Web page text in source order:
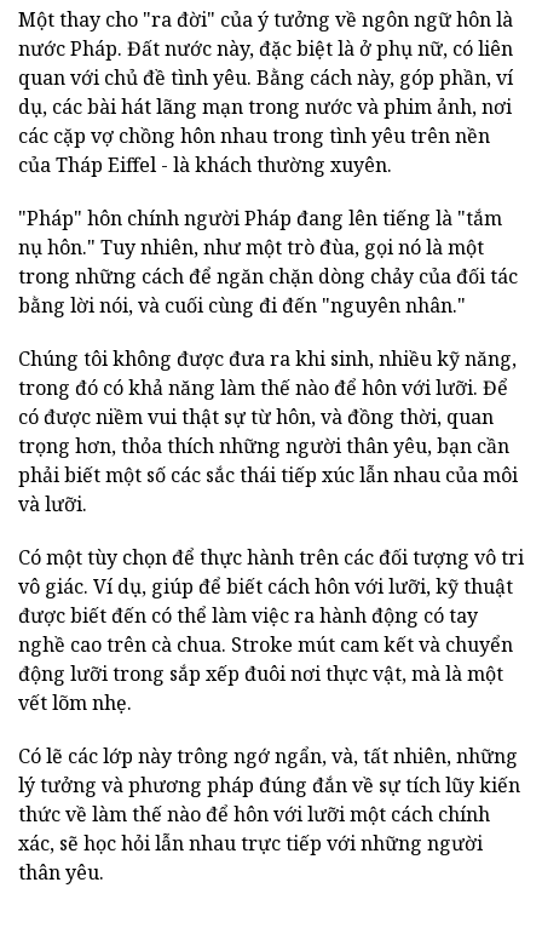
Một thay cho "ra đời" của ý tưởng về ngôn ngữ hôn là
nước Pháp. Đất nước này, đặc biệt là ở phụ nữ, có liên
quan với chủ đề tình yêu. Bằng cách này, góp phần, ví
dụ, các bài hát lãng mạn trong nước và phim ảnh, nơi
các cặp vợ chồng hôn nhau trong tình yêu trên nền
của Tháp Eiffel - là khách thường xuyên.
"Pháp" hôn chính người Pháp đang lên tiếng là "tắm
nụ hôn." Tuy nhiên, như một trò đùa, gọi nó là một
trong những cách để ngăn chặn dòng chảy của đối tác
bằng lời nói, và cuối cùng đi đến "nguyên nhân."
Chúng tôi không được đưa ra khi sinh, nhiều kỹ năng,
trong đó có khả năng làm thế nào để hôn với lưỡi. Để
có được niềm vui thật sự từ hôn, và đồng thời, quan
trọng hơn, thỏa thích những người thân yêu, bạn cần
phải biết một số các sắc thái tiếp xúc lẫn nhau của môi
và lưỡi.
Có một tùy chọn để thực hành trên các đối tượng vô tri
vô giác. Ví dụ, giúp để biết cách hôn với lưỡi, kỹ thuật
được biết đến có thể làm việc ra hành động có tay
nghề cao trên cà chua. Stroke mút cam kết và chuyển
động lưỡi trong sắp xếp đuôi nơi thực vật, mà là một
vết lõm nhẹ.
Có lẽ các lớp này trông ngớ ngẩn, và, tất nhiên, những
lý tưởng và phương pháp đúng đắn về sự tích lũy kiến
thức về làm thế nào để hôn với lưỡi một cách chính
xác, sẽ học hỏi lẫn nhau trực tiếp với những người
thân yêu.